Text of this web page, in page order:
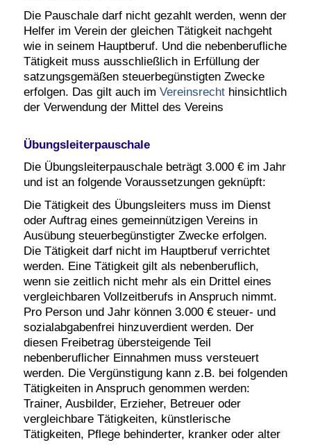
Die Pauschale darf nicht gezahlt werden, wenn der
Helfer im Verein der gleichen Tätigkeit nachgeht
wie in seinem Hauptberuf. Und die nebenberufliche
Tätigkeit muss ausschließlich in Erfüllung der
satzungsgemäßen steuerbegünstigten Zwecke
erfolgen. Das gilt auch im Vereinsrechthinsichtlich
der Verwendung der Mittel des Vereins
Übungsleiterpauschale
Die Übungsleiterpauschale beträgt 3.000 € im Jahr
und ist an folgende Voraussetzungen geknüpft:
Die Tätigkeit des Übungsleiters muss im Dienst
oder Auftrag eines gemeinnützigen Vereins in
Ausübung steuerbegünstigter Zwecke erfolgen.
Die Tätigkeit darf nicht im Hauptberuf verrichtet
werden. Eine Tätigkeit gilt als nebenberuflich,
wenn sie zeitlich nicht mehr als ein Drittel eines
vergleichbaren Vollzeitberufs in Anspruch nimmt.
Pro Person und Jahr können 3.000 € steuer- und
sozialabgabenfrei hinzuverdient werden. Der
diesen Freibetrag übersteigende Teil
nebenberuflicher Einnahmen muss versteuert
werden. Die Vergünstigung kann z.B. bei folgenden
Tätigkeiten in Anspruch genommen werden:
Trainer, Ausbilder, Erzieher, Betreuer oder
vergleichbare Tätigkeiten, künstlerische
Tätigkeiten, Pflege behinderter, kranker oder alter